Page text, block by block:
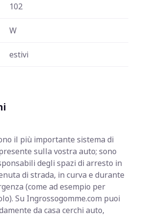
102
W
estivi
il più importante sistema di
sulla vostra auto; sono
degli spazi di arresto in
di strada, in curva e durante
(come ad esempio per
Su Ingrossogomme.com puoi
da casa cerchi auto,